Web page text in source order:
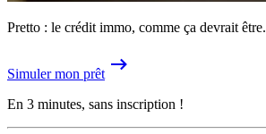
Pretto : le crédit immo, comme ça devrait être.
Simuler mon prêt
En 3 minutes, sans inscription !